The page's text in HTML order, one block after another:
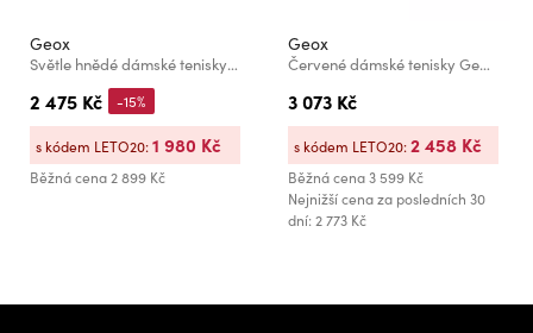
Geox
Světle hnědé dámské tenisky Geox Flextride Plus
2 475 Kč
Běžná cena2 899 Kč
-15%
s kódem LETO20:1 980 Kč
Geox
Červené dámské tenisky Geox Gxrn-02
3 073 Kč
Běžná cena3 599 Kč
Nejnižší cena za posledních 30
dní: 2 773 Kč
s kódem LETO20:2 458 Kč